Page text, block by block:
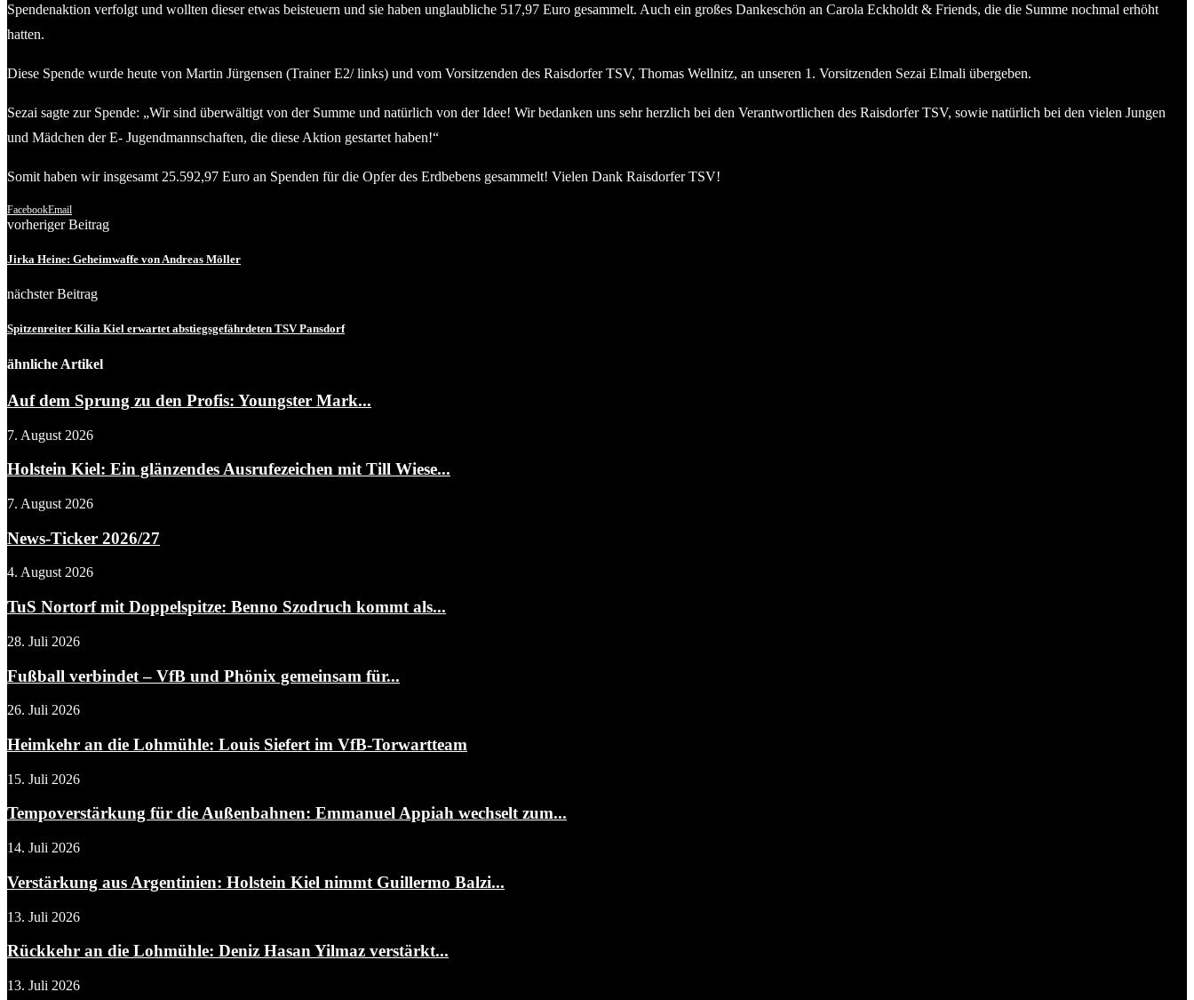
Spendenaktion verfolgt und wollten dieser etwas beisteuern und sie haben unglaubliche 517,97 Euro gesammelt. Auch ein großes Dankeschön an Carola Eckholdt & Friends, die die Summe nochmal erhöht
hatten.
Diese Spende wurde heute von Martin Jürgensen (Trainer E2/ links) und vom Vorsitzenden des Raisdorfer TSV, Thomas Wellnitz, an unseren 1. Vorsitzenden Sezai Elmali übergeben.
Sezai sagte zur Spende: „Wir sind überwältigt von der Summe und natürlich von der Idee! Wir bedanken uns sehr herzlich bei den Verantwortlichen des Raisdorfer TSV, sowie natürlich bei den vielen Jungen
und Mädchen der E- Jugendmannschaften, die diese Aktion gestartet haben!“
Somit haben wir insgesamt 25.592,97 Euro an Spenden für die Opfer des Erdbebens gesammelt! Vielen Dank Raisdorfer TSV!
FacebookEmail
vorheriger Beitrag
Jirka Heine: Geheimwaffe von Andreas Möller
nächster Beitrag
Spitzenreiter Kilia Kiel erwartet abstiegsgefährdeten TSV Pansdorf
ähnliche Artikel
Auf dem Sprung zu den Profis: Youngster Mark...
7. August 2026
Holstein Kiel: Ein glänzendes Ausrufezeichen mit Till Wiese...
7. August 2026
News-Ticker 2026/27
4. August 2026
TuS Nortorf mit Doppelspitze: Benno Szodruch kommt als...
28. Juli 2026
Fußball verbindet – VfB und Phönix gemeinsam für...
26. Juli 2026
Heimkehr an die Lohmühle: Louis Siefert im VfB-Torwartteam
15. Juli 2026
Tempoverstärkung für die Außenbahnen: Emmanuel Appiah wechselt zum...
14. Juli 2026
Verstärkung aus Argentinien: Holstein Kiel nimmt Guillermo Balzi...
13. Juli 2026
Rückkehr an die Lohmühle: Deniz Hasan Yilmaz verstärkt...
13. Juli 2026